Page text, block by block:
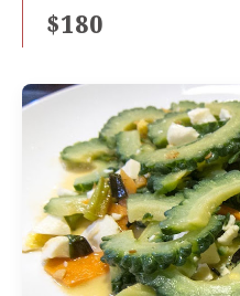
$180